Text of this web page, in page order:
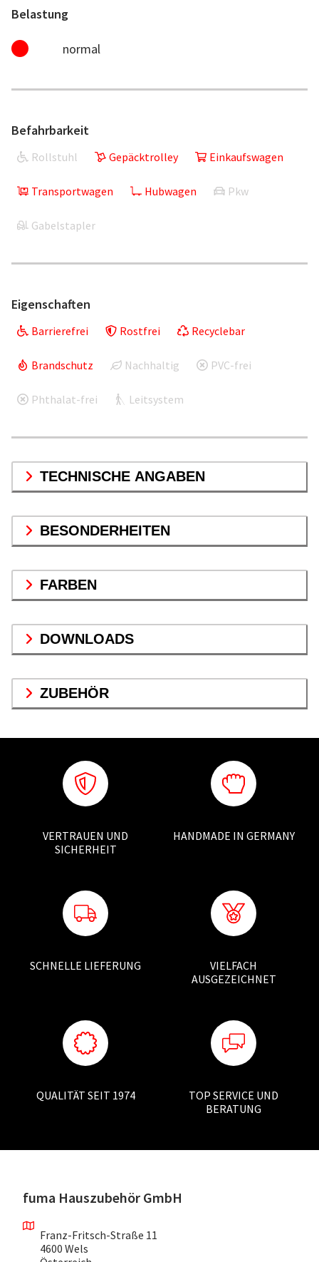
Belastung
normal
Befahrbarkeit
Rollstuhl Gepäcktrolley Einkaufswagen
Transportwagen Hubwagen Pkw
Gabelstapler
Eigenschaften
Barrierefrei Rostfrei Recyclebar
Brandschutz Nachhaltig PVC-frei
Phthalat-frei Leitsystem
TECHNISCHE ANGABEN
BESONDERHEITEN
FARBEN
DOWNLOADS
ZUBEHÖR
VERTRAUEN UND
SICHERHEIT
HANDMADE IN GERMANY
SCHNELLE LIEFERUNG
VIELFACH
AUSGEZEICHNET
QUALITÄT SEIT 1974
TOP SERVICE UND
BERATUNG
fuma Hauszubehör GmbH
Franz-Fritsch-Straße 11
4600 Wels